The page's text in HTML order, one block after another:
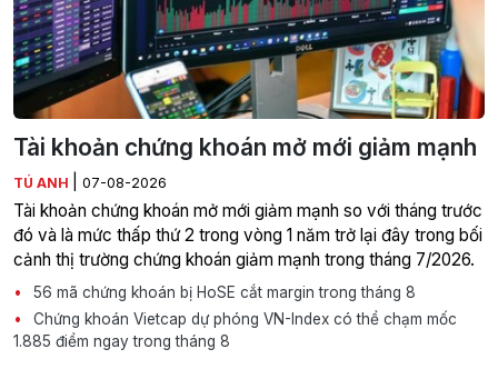
Tài khoản chứng khoán mở mới giảm mạnh
TÚ ANH 07-08-2026
Tài khoản chứng khoán mở mới giảm mạnh so với tháng trước
đó và là mức thấp thứ 2 trong vòng 1 năm trở lại đây trong bối
cảnh thị trường chứng khoán giảm mạnh trong tháng 7/2026.
56 mã chứng khoán bị HoSE cắt margin trong tháng 8
Chứng khoán Vietcap dự phóng VN-Index có thể chạm mốc
1.885 điểm ngay trong tháng 8